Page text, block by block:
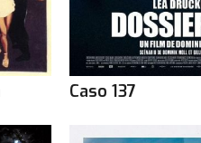
Caso 137